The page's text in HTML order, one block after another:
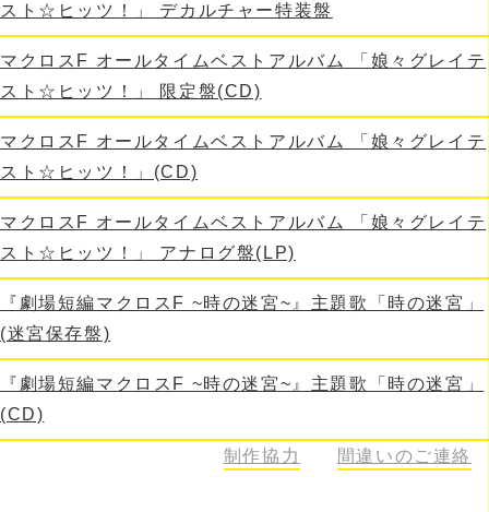
スト☆ヒッツ！」 デカルチャー特装盤
マクロスF オールタイムベストアルバム 「娘々グレイテ
スト☆ヒッツ！」 限定盤(CD)
マクロスF オールタイムベストアルバム 「娘々グレイテ
スト☆ヒッツ！」(CD)
マクロスF オールタイムベストアルバム 「娘々グレイテ
スト☆ヒッツ！」 アナログ盤(LP)
『劇場短編マクロスF ~時の迷宮~』主題歌「時の迷宮」
(迷宮保存盤)
『劇場短編マクロスF ~時の迷宮~』主題歌「時の迷宮」
(CD)
制作協力 間違いのご連絡